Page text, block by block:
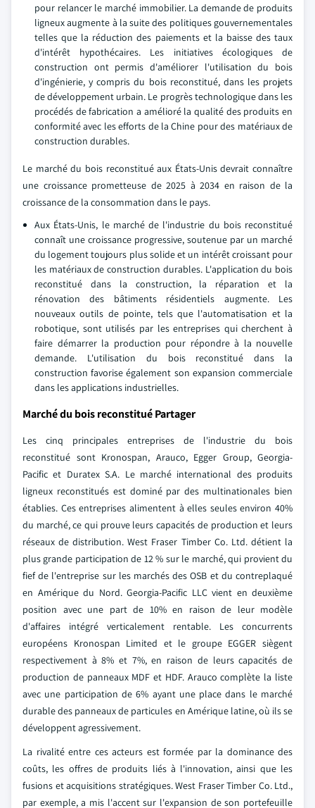
pour relancer le marché immobilier. La demande de produits
ligneux augmente à la suite des politiques gouvernementales
telles que la réduction des paiements et la baisse des taux
d'intérêt hypothécaires. Les initiatives écologiques de
construction ont permis d'améliorer l'utilisation du bois
d'ingénierie, y compris du bois reconstitué, dans les projets
de développement urbain. Le progrès technologique dans les
procédés de fabrication a amélioré la qualité des produits en
conformité avec les efforts de la Chine pour des matériaux de
construction durables.
Le marché du bois reconstitué aux États-Unis devrait connaître
une croissance prometteuse de 2025 à 2034 en raison de la
croissance de la consommation dans le pays.
Aux États-Unis, le marché de l'industrie du bois reconstitué
connaît une croissance progressive, soutenue par un marché
du logement toujours plus solide et un intérêt croissant pour
les matériaux de construction durables. L'application du bois
reconstitué dans la construction, la réparation et la
rénovation des bâtiments résidentiels augmente. Les
nouveaux outils de pointe, tels que l'automatisation et la
robotique, sont utilisés par les entreprises qui cherchent à
faire démarrer la production pour répondre à la nouvelle
demande. L'utilisation du bois reconstitué dans la
construction favorise également son expansion commerciale
dans les applications industrielles.
Marché du bois reconstitué Partager
Les cinq principales entreprises de l'industrie du bois
reconstitué sont Kronospan, Arauco, Egger Group, Georgia-
Pacific et Duratex S.A. Le marché international des produits
ligneux reconstitués est dominé par des multinationales bien
établies. Ces entreprises alimentent à elles seules environ 40%
du marché, ce qui prouve leurs capacités de production et leurs
réseaux de distribution. West Fraser Timber Co. Ltd. détient la
plus grande participation de 12 % sur le marché, qui provient du
fief de l'entreprise sur les marchés des OSB et du contreplaqué
en Amérique du Nord. Georgia-Pacific LLC vient en deuxième
position avec une part de 10% en raison de leur modèle
d'affaires intégré verticalement rentable. Les concurrents
européens Kronospan Limited et le groupe EGGER siègent
respectivement à 8% et 7%, en raison de leurs capacités de
production de panneaux MDF et HDF. Arauco complète la liste
avec une participation de 6% ayant une place dans le marché
durable des panneaux de particules en Amérique latine, où ils se
développent agressivement.
La rivalité entre ces acteurs est formée par la dominance des
coûts, les offres de produits liés à l'innovation, ainsi que les
fusions et acquisitions stratégiques. West Fraser Timber Co. Ltd.,
par exemple, a mis l'accent sur l'expansion de son portefeuille